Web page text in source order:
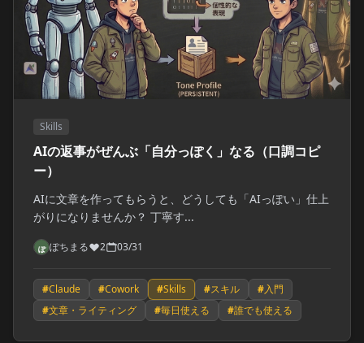
Skills
AIの返事がぜんぶ「自分っぽく」なる（口調コピ
ー）
AIに文章を作ってもらうと、どうしても「AIっぽい」仕上
がりになりませんか？ 丁寧す...
ぽちまる 2 03/31
#Claude #Cowork #Skills #スキル #入門
#文章・ライティング #毎日使える #誰でも使える